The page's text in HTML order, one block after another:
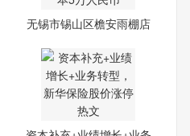
无锡市锡山区檐安雨棚店